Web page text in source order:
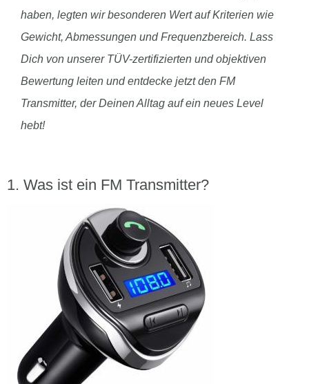
haben, legten wir besonderen Wert auf Kriterien wie
Gewicht, Abmessungen und Frequenzbereich. Lass
Dich von unserer TÜV-zertifizierten und objektiven
Bewertung leiten und entdecke jetzt den FM
Transmitter, der Deinen Alltag auf ein neues Level
hebt!
Was ist ein FM Transmitter?